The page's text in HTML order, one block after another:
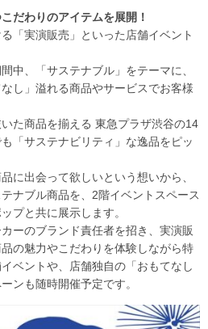
だわりのアイテムを展開！
「実演販売」といった店舗イベント
中、「サステナブル」をテーマに、
し」溢れる商品やサービスでお客様
た商品を揃える 東急プラザ渋谷の14
「サステナビリティ」な逸品をピッ
に出会って欲しいという想いから、
ナブル商品を、2階イベントスペース
プと共に展示します。
ーのブランド責任者を招き、実演販
の魅力やこだわりを体験しながら特
ベントや、店舗独自の「おもてなし
ンも随時開催予定です。